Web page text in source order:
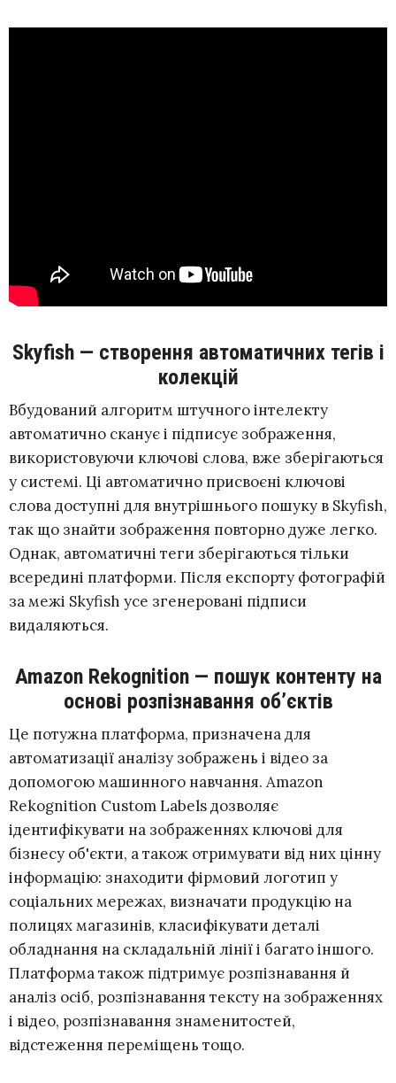
Skyfish — створення автоматичних тегів і
колекцій
Вбудований алгоритм штучного інтелекту
автоматично сканує і підписує зображення,
використовуючи ключові слова, вже зберігаються
у системі. Ці автоматично присвоєні ключові
слова доступні для внутрішнього пошуку в Skyfish,
так що знайти зображення повторно дуже легко.
Однак, автоматичні теги зберігаються тільки
всередині платформи. Після експорту фотографій
за межі Skyfish усе згенеровані підписи
видаляються.
Amazon Rekognition — пошук контенту на
основі розпізнавання об’єктів
Це потужна платформа, призначена для
автоматизації аналізу зображень і відео за
допомогою машинного навчання. Amazon
Rekognition Custom Labels дозволяє
ідентифікувати на зображеннях ключові для
бізнесу об'єкти, а також отримувати від них цінну
інформацію: знаходити фірмовий логотип у
соціальних мережах, визначати продукцію на
полицях магазинів, класифікувати деталі
обладнання на складальній лінії і багато іншого.
Платформа також підтримує розпізнавання й
аналіз осіб, розпізнавання тексту на зображеннях
і відео, розпізнавання знаменитостей,
відстеження переміщень тощо.